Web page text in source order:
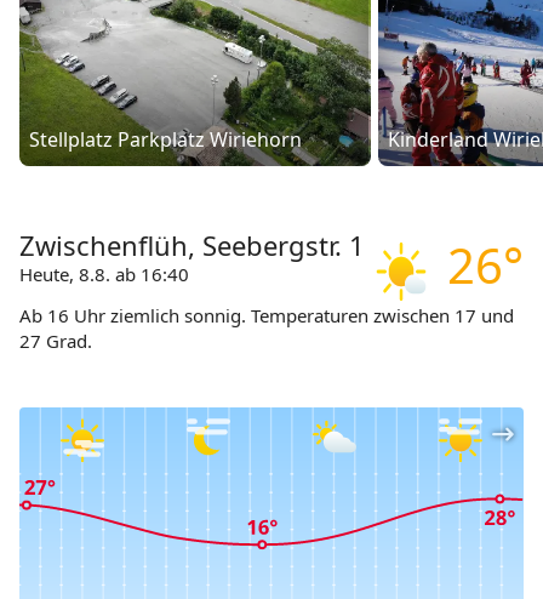
Stellplatz Parkplatz Wiriehorn Kinderland
26°
Zwischenflüh, Seebergstr. 1
Heute, 8.8. ab 16:40
Ab 16 Uhr ziemlich sonnig. Temperaturen zwischen 17 und
27 Grad.